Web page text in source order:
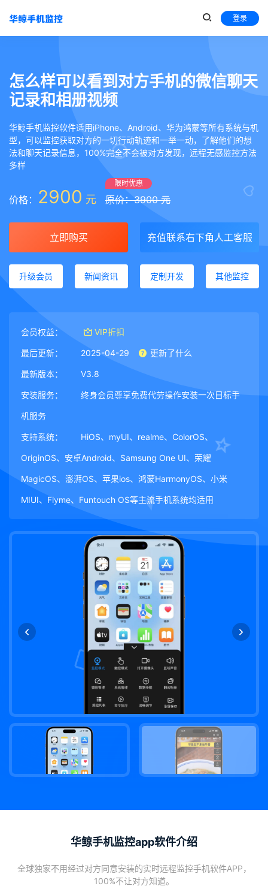
登录
怎么样可以看到对方手机的微信聊天
记录和相册视频
华鲸手机监控软件适用iPhone、Android、华为鸿蒙等所有系统与机
型，可以监控获取对方的一切行动轨迹和一举一动，了解他们的想
法和聊天记录信息，100%完全不会被对方发现，远程无感监控方法
多样
价格： 2900 元
限时优惠
原价：3900 元
立即购买 充值联系右下角人工客服
升级会员 新闻资讯 定制开发 其他监控
会员权益： VIP折扣
最后更新： 2025-04-29 更新了什么
最新版本： V3.8
安装服务： 终身会员尊享免费代劳操作安装一次目标手
机服务
支持系统： HiOS、myUI、realme、ColorOS、
OriginOS、安卓Android、Samsung One UI、荣耀
MagicOS、澎湃OS、苹果ios、鸿蒙HarmonyOS、小米
MIUI、Flyme、Funtouch OS等主流手机系统均适用
华鲸手机监控app软件介绍
全球独家不用经过对方同意安装的实时远程监控手机软件APP，
100%不让对方知道。